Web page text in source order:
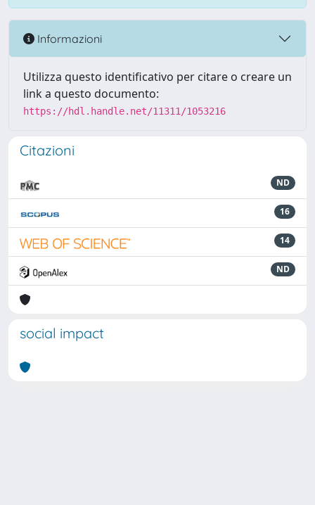
Informazioni
Utilizza questo identificativo per citare o creare un
link a questo documento:
https://hdl.handle.net/11311/1053216
Citazioni
ND
16
14
ND
social impact